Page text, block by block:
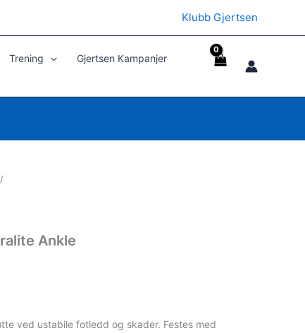
Klubb Gjertsen
Trening
Gjertsen Kampanjer
Ankle
ved ustabile fotledd og skader. Festes med